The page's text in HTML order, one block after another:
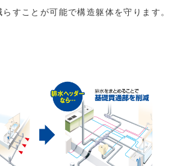
すことが可能で構造躯体を守ります。